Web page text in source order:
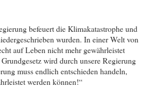
befeuert die Klimakatastrophe und
wurden. In einer Welt von
auf Leben nicht mehr gewährleistet
wird durch unsere Regierung
muss endlich entschieden handeln,
werden können!“